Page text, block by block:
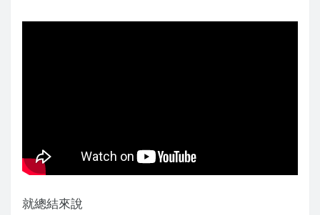
就總結來說